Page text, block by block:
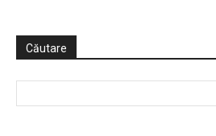
Căutare